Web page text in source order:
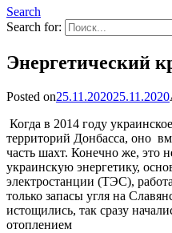
Search
Search for:
Энергетический
Posted on25.11.202025.11.2020
Когда в 2014 году
территорий Донбасса, оно
часть шахт. Конечно же, это
украинскую энергетику,
электростанции (ТЭС),
только запасы угля на
истощились, так сразу
отоплением